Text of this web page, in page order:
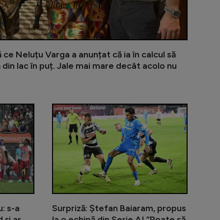
Neluțu Varga a anunțat că ia în calcul să
din lac în puț. Jale mai mare decât acolo nu
după remiza cu Rapid: ”Vom vedea dacă vor
Fotbalistul de la Rapid care l-a dat pe spate pe
s-a
Lovitură
Surpriză: Ștefan Baiaram, propus